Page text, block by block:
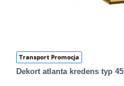
Transport Promocja
Dekort atlanta kredens typ 45